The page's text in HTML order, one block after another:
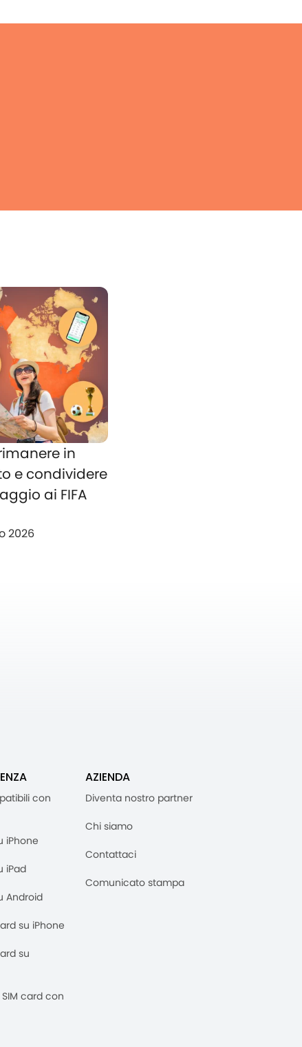
in
e condividere
ai FIFA
2026
con
iPhone
iPad
Android
su iPhone
su
card con
AZIENDA
Diventa nostro partner
Chi siamo
Contattaci
Comunicato stampa